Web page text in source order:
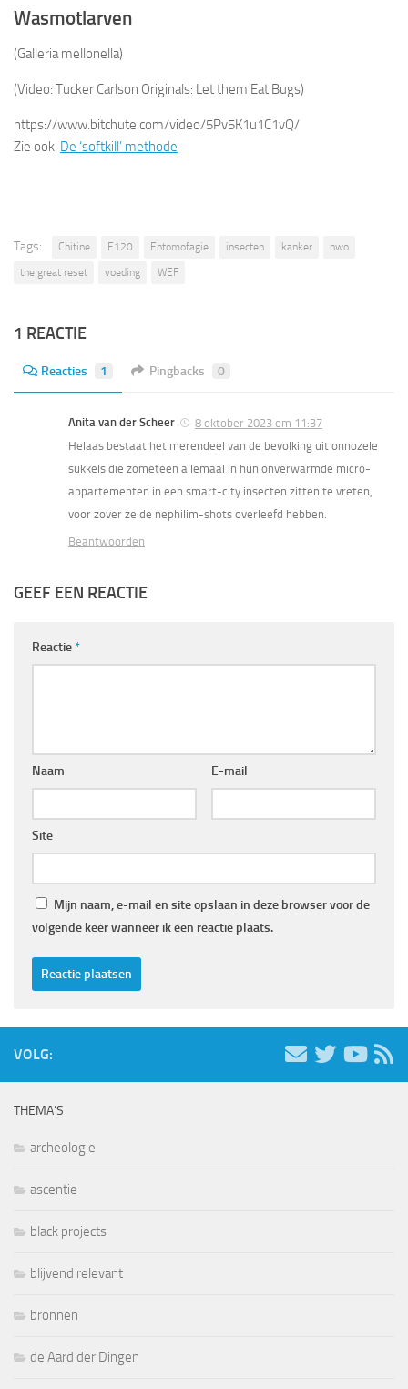
Wasmotlarven
(Galleria mellonella)
(Video: Tucker Carlson Originals: Let them Eat Bugs)
https://www.bitchute.com/video/5Pv5K1u1C1vQ/
Zie ook: De ‘softkill’ methode
Tags: Chitine E120 Entomofagie insecten kanker
nwo
the great reset
voeding WEF
1 REACTIE
Reacties 1 Pingbacks 0
Anita van der Scheer
8 oktober 2023 om 11:37
Helaas bestaat het merendeel van de bevolking uit onnozele
sukkels die zometeen allemaal in hun onverwarmde micro-
appartementen in een smart-city insecten zitten te vreten,
voor zover ze de nephilim-shots overleefd hebben.
Beantwoorden
GEEF EEN REACTIE
Reactie*
Naam E-mail
Site
Mijn naam, e-mail en site opslaan in deze browser voor de
volgende keer wanneer ik een reactie plaats.
VOLG:
THEMA’S
archeologie
ascentie
black projects
blijvend relevant
bronnen
de Aard der Dingen